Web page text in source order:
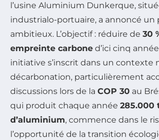
l’usine Aluminium Dunkerque,
industrialo-portuaire, a annoncé un
ambitieux. L’objectif : réduire de 30
empreinte carbone d’ici cinq
initiative s’inscrit dans un contexte
décarbonation, particulièrement
discussions lors de la COP 30 au
qui produit chaque année 285.000
d’aluminium, commence dans le
l’opportunité de la transition